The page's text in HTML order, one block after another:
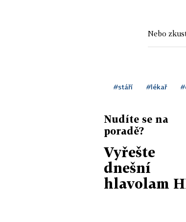
Nebo
#stáří #lékař
Nudíte se na
poradě?
Vyřešte
dnešní
hlavolam